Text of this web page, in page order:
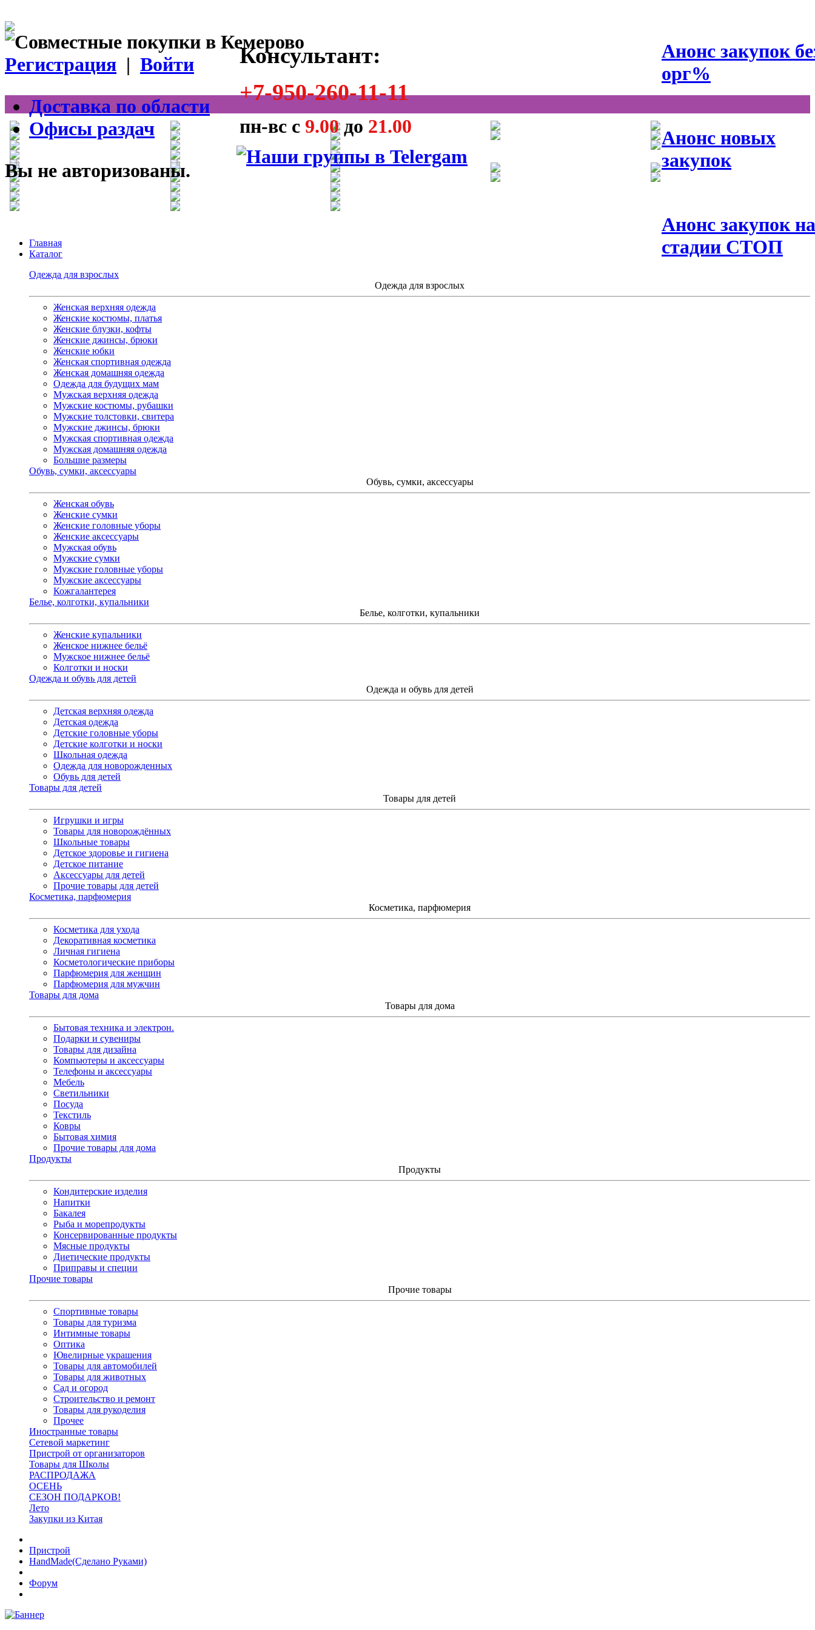
Анонс закупок
орг%
Анонс новых
закупок
Анонс закупок на
стадии СТОП
Консультант:
+7-950-260-11-11
пн-вс с 9.00до 21.00
Регистрация | Войти
Доставка по области
Офисы раздач
Вы не авторизованы.
Главная
Каталог
Одежда для взрослых
Одежда для взрослых
Женская верхняя одежда
Женские костюмы, платья
Женские блузки, кофты
Женские джинсы, брюки
Женские юбки
Женская спортивная одежда
Женская домашняя одежда
Одежда для будущих мам
Мужская верхняя одежда
Мужские костюмы, рубашки
Мужские толстовки, свитера
Мужские джинсы, брюки
Мужская спортивная одежда
Мужская домашняя одежда
Большие размеры
Обувь, сумки, аксессуары
Обувь, сумки, аксессуары
Женская обувь
Женские сумки
Женские головные уборы
Женские аксессуары
Мужская обувь
Мужские сумки
Мужские головные уборы
Мужские аксессуары
Кожгалантерея
Белье, колготки, купальники
Белье, колготки, купальники
Женские купальники
Женское нижнее бельё
Мужское нижнее бельё
Колготки и носки
Одежда и обувь для детей
Одежда и обувь для детей
Детская верхняя одежда
Детская одежда
Детские головные уборы
Детские колготки и носки
Школьная одежда
Одежда для новорожденных
Обувь для детей
Товары для детей
Товары для детей
Игрушки и игры
Товары для новорождённых
Школьные товары
Детское здоровье и гигиена
Детское питание
Аксессуары для детей
Прочие товары для детей
Косметика, парфюмерия
Косметика, парфюмерия
Косметика для ухода
Декоративная косметика
Личная гигиена
Косметологические приборы
Парфюмерия для женщин
Парфюмерия для мужчин
Товары для дома
Товары для дома
Бытовая техника и электрон.
Подарки и сувениры
Товары для дизайна
Компьютеры и аксессуары
Телефоны и аксессуары
Мебель
Светильники
Посуда
Текстиль
Ковры
Бытовая химия
Прочие товары для дома
Продукты
Продукты
Кондитерские изделия
Напитки
Бакалея
Рыба и морепродукты
Консервированные продукты
Мясные продукты
Диетические продукты
Приправы и специи
Прочие товары
Прочие товары
Спортивные товары
Товары для туризма
Интимные товары
Оптика
Ювелирные украшения
Товары для автомобилей
Товары для животных
Сад и огород
Строительство и ремонт
Товары для рукоделия
Прочее
Иностранные товары
Сетевой маркетинг
Пристрой от организаторов
Товары для Школы
РАСПРОДАЖА
ОСЕНЬ
СЕЗОН ПОДАРКОВ!
Лето
Закупки из Китая
Пристрой
HandMade(Сделано Руками)
Форум